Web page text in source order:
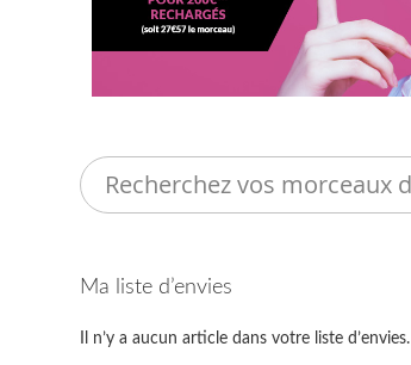
Ma liste d’envies
Il n’y a aucun article dans votre liste d’envies.